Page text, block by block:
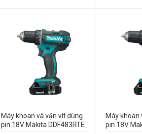
Máy khoan và vặn vít dùng
pin 18V Makita DDF483RTE
Máy khoan
pin 18V